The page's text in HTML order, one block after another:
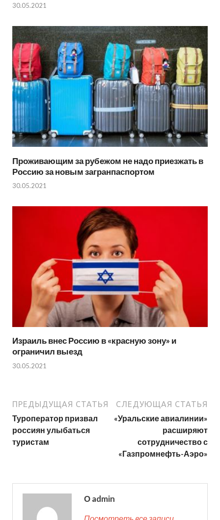
30.05.2021
Проживающим за рубежом не надо приезжать в
Россию за новым загранпаспортом
30.05.2021
Израиль внес Россию в «красную зону» и
ограничил выезд
30.05.2021
ПРЕДЫДУЩАЯ СТАТЬЯ
Туроператор призвал
россиян улыбаться
туристам
СЛЕДУЮЩАЯ СТАТЬЯ
«Уральские авиалинии»
расширяют
сотрудничество с
«Газпромнефть-Аэро»
О admin
Посмотреть все записи